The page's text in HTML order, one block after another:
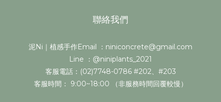
聯絡我們
泥Ni｜植感手作Email ：niniconcrete@gmail.com
Line ：@niniplants_2021
客服電話：(02)7748-0786 #202、#203
客服時間： 9:00~18:00 （非服務時間回覆較慢）